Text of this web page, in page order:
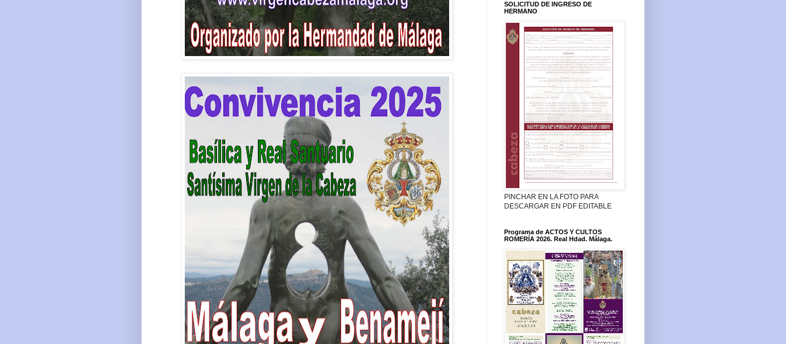
SOLICITUD DE INGRESO DE
HERMANO
PINCHAR EN LA FOTO PARA
DESCARGAR EN PDF EDITABLE
Programa de ACTOS Y CULTOS
ROMERÍA 2026. Real Hdad. Málaga.